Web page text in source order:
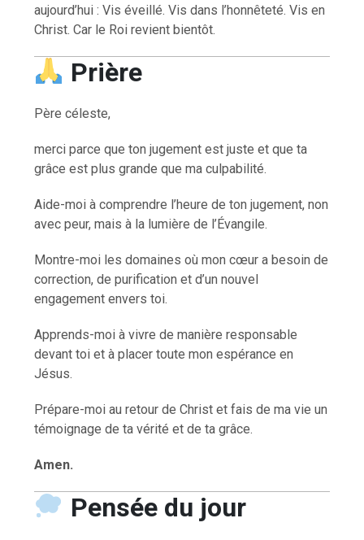
aujourd’hui : Vis éveillé. Vis dans l’honnêteté. Vis en
Christ. Car le Roi revient bientôt.
Prière
Père céleste,
merci parce que ton jugement est juste et que ta
grâce est plus grande que ma culpabilité.
Aide-moi à comprendre l’heure de ton jugement, non
avec peur, mais à la lumière de l’Évangile.
Montre-moi les domaines où mon cœur a besoin de
correction, de purification et d’un nouvel
engagement envers toi.
Apprends-moi à vivre de manière responsable
devant toi et à placer toute mon espérance en
Jésus.
Prépare-moi au retour de Christ et fais de ma vie un
témoignage de ta vérité et de ta grâce.
Amen.
Pensée du jour